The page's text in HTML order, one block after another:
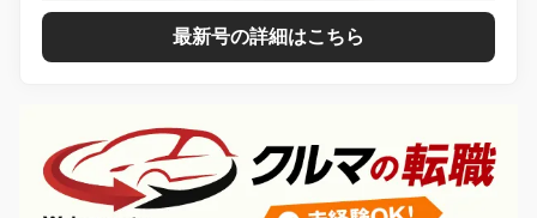
最新号の詳細はこちら